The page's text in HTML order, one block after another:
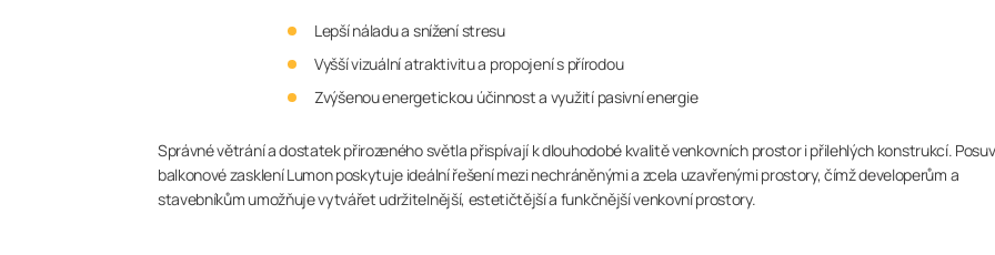
Lepší náladu a snížení stresu
Vyšší vizuální atraktivitu a propojení s přírodou
Zvýšenou energetickou účinnost a využití pasivní energie
Správné větrání a dostatek přirozeného světla přispívají k dlouhodobé kvalitě venkovních prostor i přilehlých konstrukcí.
balkonové zasklení Lumon poskytuje ideální řešení mezi nechráněnými a zcela uzavřenými prostory, čímž developerům a
stavebníkům umožňuje vytvářet udržitelnější, estetičtější a funkčnější venkovní prostory.